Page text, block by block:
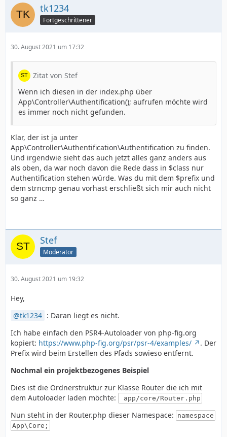
tk1234
Fortgeschrittener
30. August 2021 um 17:32
Zitat von Stef
Wenn ich diesen in der index.php über
App\Controller\Authentification(); aufrufen möchte wird
es immer noch nicht gefunden.
Klar, der ist ja unter
App\Controller\Authentification\Authentification zu finden.
Und irgendwie sieht das auch jetzt alles ganz anders aus
als oben, da war noch davon die Rede dass in $class nur
Authentification stehen würde. Was du mit dem $prefix und
dem strncmp genau vorhast erschließt sich mir auch nicht
so ganz …
Stef
Moderator
30. August 2021 um 19:32
Hey,
tk1234 : Daran liegt es nicht.
Ich habe einfach den PSR4-Autoloader von php-fig.org
kopiert: https://www.php-fig.org/psr/psr-4/examples/
. Der
Prefix wird beim Erstellen des Pfads sowieso entfernt.
Nochmal ein projektbezogenes Beispiel
Dies ist die Ordnerstruktur zur Klasse Router die ich mit
dem Autoloader laden möchte:
app/core/Router.php
Nun steht in der Router.php dieser Namespace: namespace
App\Core;